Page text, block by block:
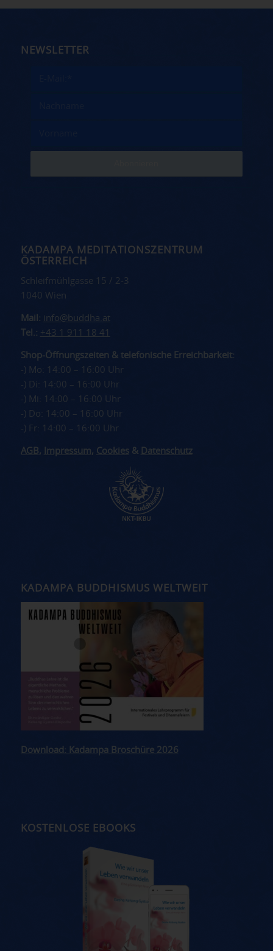
NEWSLETTER
KADAMPA MEDITATIONSZENTRUM
ÖSTERREICH
Schleifmühlgasse 15 / 2-3
1040 Wien
Mail: info@buddha.at
Tel.: +43 1 911 18 41
Shop-Öffnungszeiten & telefonische Erreichbarkeit:
-) Mo: 14:00 – 16:00 Uhr
-) Di: 14:00 – 16:00 Uhr
-) Mi: 14:00 – 16:00 Uhr
-) Do: 14:00 – 16:00 Uhr
-) Fr: 14:00 – 16:00 Uhr
AGB , Impressum, Cookies& Datenschutz
KADAMPA BUDDHISMUS WELTWEIT
Download: Kadampa Broschüre 2026
KOSTENLOSE EBOOKS